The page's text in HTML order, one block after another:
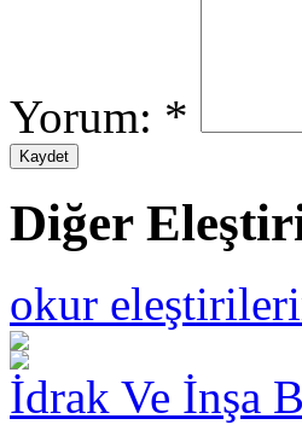
Yorum: *
Diğer Eleştiri
okur
İdrak Ve İnşa